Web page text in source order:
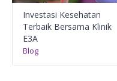
Investasi Kesehatan
Terbaik Bersama Klinik
E3A
Blog